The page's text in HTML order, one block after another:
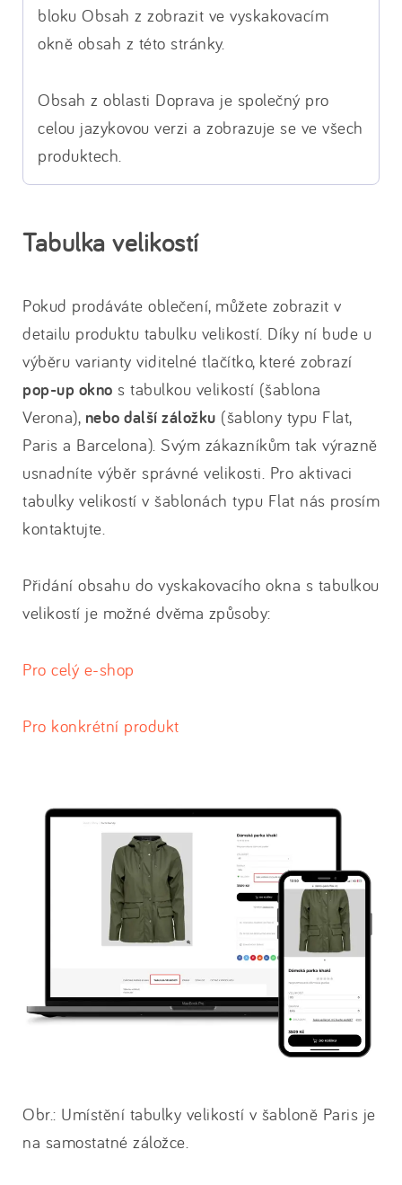
bloku Obsah z zobrazit ve vyskakovacím
okně obsah z této stránky.
Obsah z oblasti Doprava je společný pro
celou jazykovou verzi a zobrazuje se ve všech
produktech.
Tabulka velikostí
Pokud prodáváte oblečení, můžete zobrazit v
detailu produktu tabulku velikostí. Díky ní bude u
výběru varianty viditelné tlačítko, které zobrazí
pop-up okno s tabulkou velikostí (šablona
Verona), nebo další záložku (šablony typu Flat,
Paris a Barcelona). Svým zákazníkům tak výrazně
usnadníte výběr správné velikosti. Pro aktivaci
tabulky velikostí v šablonách typu Flat nás prosím
kontaktujte.
Přidání obsahu do vyskakovacího okna s tabulkou
velikostí je možné dvěma způsoby:
Pro celý e-shop
Pro konkrétní produkt
Obr.: Umístění tabulky velikostí v šabloně Paris je
na samostatné záložce.